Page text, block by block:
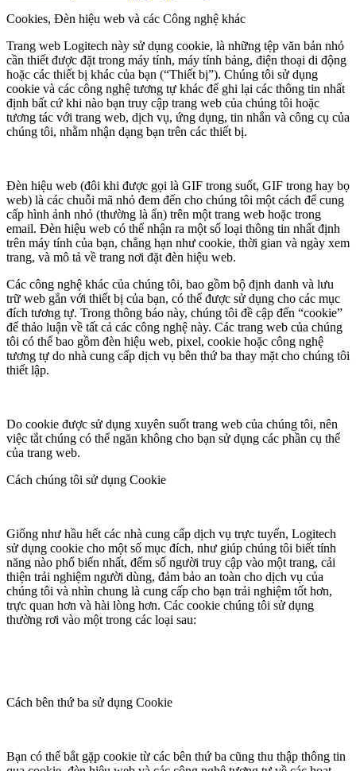
Cookies, Đèn hiệu web và các Công nghệ khác
Trang web Logitech này sử dụng cookie, là những tệp văn bản nhỏ
cần thiết được đặt trong máy tính, máy tính bảng, điện thoại di động
hoặc các thiết bị khác của bạn (“Thiết bị”). Chúng tôi sử dụng
cookie và các công nghệ tương tự khác để ghi lại các thông tin nhất
định bất cứ khi nào bạn truy cập trang web của chúng tôi hoặc
tương tác với trang web, dịch vụ, ứng dụng, tin nhắn và công cụ của
chúng tôi, nhằm nhận dạng bạn trên các thiết bị.
Đèn hiệu web (đôi khi được gọi là GIF trong suốt, GIF trong hay bọ
web) là các chuỗi mã nhỏ đem đến cho chúng tôi một cách để cung
cấp hình ảnh nhỏ (thường là ẩn) trên một trang web hoặc trong
email. Đèn hiệu web có thể nhận ra một số loại thông tin nhất định
trên máy tính của bạn, chẳng hạn như cookie, thời gian và ngày xem
trang, và mô tả về trang nơi đặt đèn hiệu web.
Các công nghệ khác của chúng tôi, bao gồm bộ định danh và lưu
trữ web gắn với thiết bị của bạn, có thể được sử dụng cho các mục
đích tương tự. Trong thông báo này, chúng tôi đề cập đến “cookie”
để thảo luận về tất cả các công nghệ này. Các trang web của chúng
tôi có thể bao gồm đèn hiệu web, pixel, cookie hoặc công nghệ
tương tự do nhà cung cấp dịch vụ bên thứ ba thay mặt cho chúng tôi
thiết lập.
Do cookie được sử dụng xuyên suốt trang web của chúng tôi, nên
việc tắt chúng có thể ngăn không cho bạn sử dụng các phần cụ thể
của trang web.
Cách chúng tôi sử dụng Cookie
Giống như hầu hết các nhà cung cấp dịch vụ trực tuyến, Logitech
sử dụng cookie cho một số mục đích, như giúp chúng tôi biết tính
năng nào phổ biến nhất, đếm số người truy cập vào một trang, cải
thiện trải nghiệm người dùng, đảm bảo an toàn cho dịch vụ của
chúng tôi và nhìn chung là cung cấp cho bạn trải nghiệm tốt hơn,
trực quan hơn và hài lòng hơn. Các cookie chúng tôi sử dụng
thường rơi vào một trong các loại sau:
Cách bên thứ ba sử dụng Cookie
Bạn có thể bắt gặp cookie từ các bên thứ ba cũng thu thập thông tin